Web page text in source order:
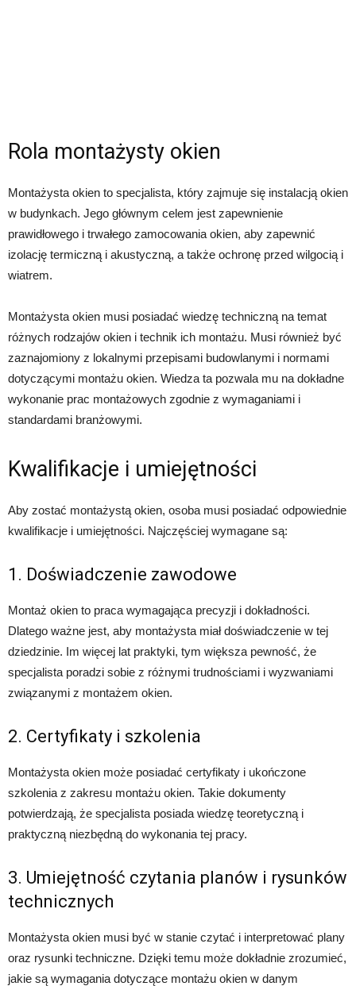
Rola montażysty okien
Montażysta okien to specjalista, który zajmuje się instalacją okien
w budynkach. Jego głównym celem jest zapewnienie
prawidłowego i trwałego zamocowania okien, aby zapewnić
izolację termiczną i akustyczną, a także ochronę przed wilgocią i
wiatrem.
Montażysta okien musi posiadać wiedzę techniczną na temat
różnych rodzajów okien i technik ich montażu. Musi również być
zaznajomiony z lokalnymi przepisami budowlanymi i normami
dotyczącymi montażu okien. Wiedza ta pozwala mu na dokładne
wykonanie prac montażowych zgodnie z wymaganiami i
standardami branżowymi.
Kwalifikacje i umiejętności
Aby zostać montażystą okien, osoba musi posiadać odpowiednie
kwalifikacje i umiejętności. Najczęściej wymagane są:
1. Doświadczenie zawodowe
Montaż okien to praca wymagająca precyzji i dokładności.
Dlatego ważne jest, aby montażysta miał doświadczenie w tej
dziedzinie. Im więcej lat praktyki, tym większa pewność, że
specjalista poradzi sobie z różnymi trudnościami i wyzwaniami
związanymi z montażem okien.
2. Certyfikaty i szkolenia
Montażysta okien może posiadać certyfikaty i ukończone
szkolenia z zakresu montażu okien. Takie dokumenty
potwierdzają, że specjalista posiada wiedzę teoretyczną i
praktyczną niezbędną do wykonania tej pracy.
3. Umiejętność czytania planów i rysunków
technicznych
Montażysta okien musi być w stanie czytać i interpretować plany
oraz rysunki techniczne. Dzięki temu może dokładnie zrozumieć,
jakie są wymagania dotyczące montażu okien w danym